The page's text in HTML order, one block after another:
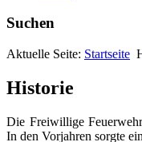
Suchen
Aktuelle Seite: Startseite
Historie
Die Freiwillige
In den Vorjahren sorgte